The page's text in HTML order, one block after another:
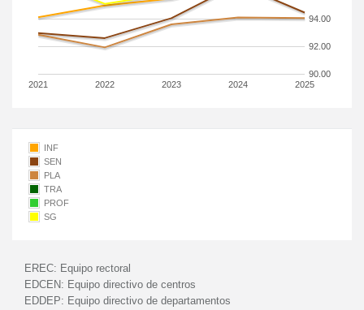
2021 2022 2023 2024 2025
90.00
92.00
94.00
INF
SEN
PLA
TRA
PROF
SG
EREC: Equipo rectoral
EDCEN: Equipo directivo de centros
EDDEP: Equipo directivo de departamentos